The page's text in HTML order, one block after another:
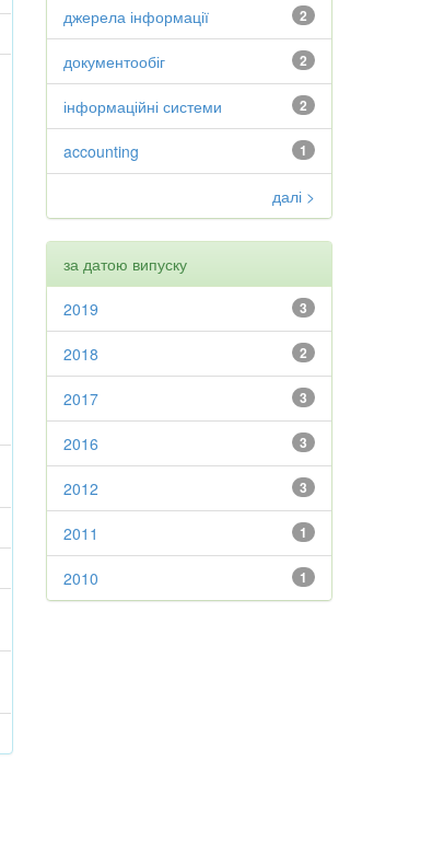
2
джерела інформації
2
документообіг
2
інформаційні системи
1
accounting
далі >
за датою випуску
3
2019
2
2018
3
2017
3
2016
3
2012
1
2011
1
2010